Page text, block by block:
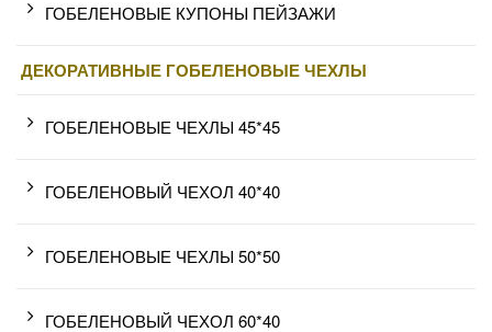
ГОБЕЛЕНОВЫЕ КУПОНЫ ПЕЙЗАЖИ
ДЕКОРАТИВНЫЕ ГОБЕЛЕНОВЫЕ ЧЕХЛЫ
ГОБЕЛЕНОВЫЕ ЧЕХЛЫ 45*45
ГОБЕЛЕНОВЫЙ ЧЕХОЛ 40*40
ГОБЕЛЕНОВЫЕ ЧЕХЛЫ 50*50
ГОБЕЛЕНОВЫЙ ЧЕХОЛ 60*40